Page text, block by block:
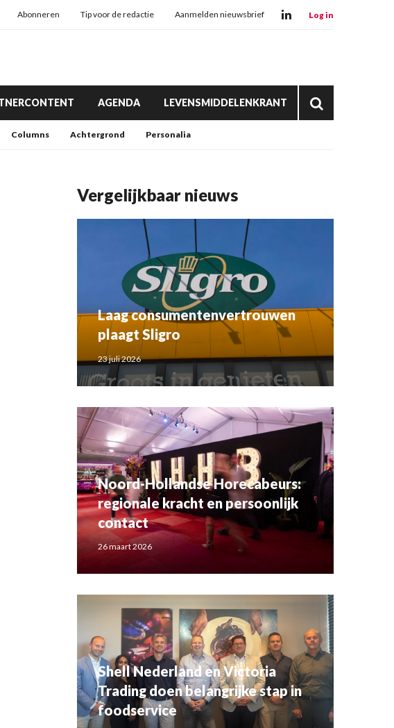
Abonneren Tip voor de redactie Aanmelden nieuwsbrief Log in
AGENDA LEVENSMIDDELENKRANT
Columns Achtergrond Personalia
Vergelijkbaar nieuws
Laag consumentenvertrouwen
plaagt Sligro
23 juli 2026
Noord-Hollandse Horecabeurs:
regionale kracht en persoonlijk
contact
26 maart 2026
Shell Nederland en Victoria
Trading doen belangrijke stap in
foodservice